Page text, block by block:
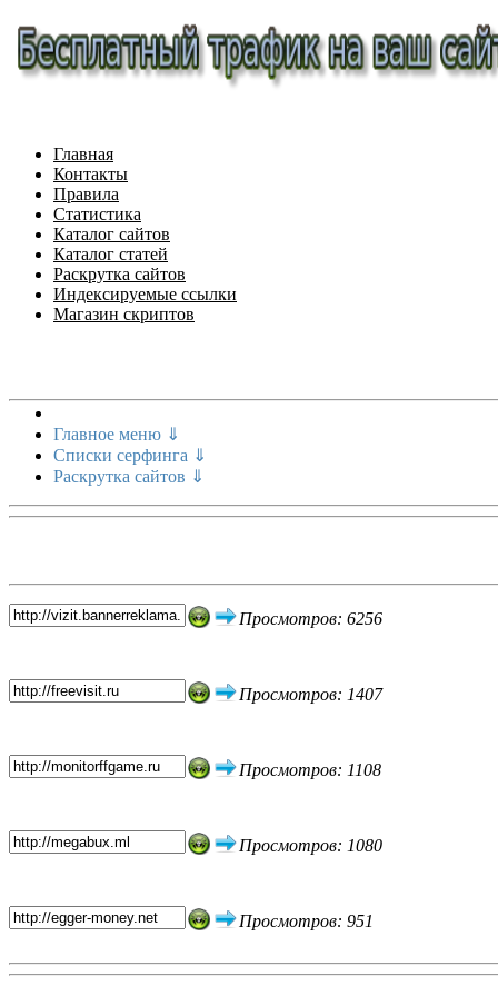
Главная
Контакты
Правила
Статистика
Каталог сайтов
Каталог статей
Раскрутка сайтов
Индексируемые ссылки
Магазин скриптов
Главное меню ⇓
Списки серфинга ⇓
Раскрутка сайтов ⇓
Просмотров: 6256
Просмотров: 1407
Просмотров: 1108
Просмотров: 1080
Просмотров: 951